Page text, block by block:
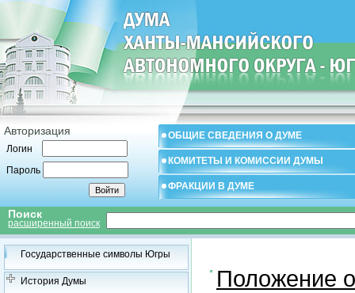
Авторизация
Логин
Пароль
ОБЩИЕ СВЕДЕНИЯ О ДУМЕ
КОМИТЕТЫ И КОМИССИИ ДУМЫ
ФРАКЦИИ В ДУМЕ
Поиск
расширенный поиск
Государственные символы Югры
История Думы
Положение